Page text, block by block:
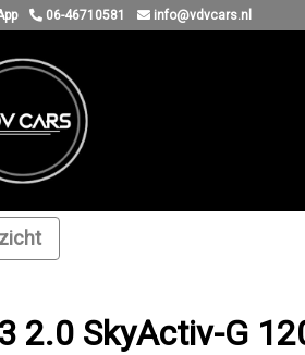
06-46710581 info@vdvcars.nl
2.0 SkyActiv-G